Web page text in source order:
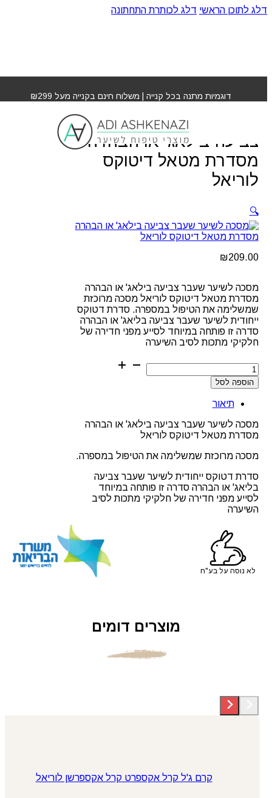
דלג לתוכן הראשי דלג לכותרת התחתונה
דוגמיות מתנה בכל קנייה | משלוח חינם בקנייה מעל ₪299
הבהרה מסדרת מטאל דיטוקס לוריאל
מסכה לשיער שעבר
צביעה בילאג' או הבהרה
מסדרת מטאל דיטוקס
לוריאל
🔍
₪209.00
מסכה לשיער שעבר צביעה בילאג' או הבהרה
מסדרת מטאל דיטוקס לוריאל מסכה מרוכזת
שמשלימה את הטיפול במספרה. סדרת דטוקס
ייחודית לשיער שעבר צביעה בליאג' או הבהרה
סדרה זו פותחה במיוחד לסייע מפני חדירה של
חלקיקי מתכות לסיב השיערה
כמות
של
מסכה
שעבר
בילאג'
או
מסדרת
מטאל
דיטוקס
לוריאל
הוספה לסל
תיאור
מסכה לשיער שעבר צביעה בילאג' או הבהרה
מסדרת מטאל דיטוקס לוריאל
מסכה מרוכזת שמשלימה את הטיפול במספרה.
סדרת דטוקס ייחודית לשיער שעבר צביעה
בליאג' או הבהרה סדרה זו פותחה במיוחד
לסייע מפני חדירה של חלקיקי מתכות לסיב
השיערה
לא נוסה על בע"ח
מוצרים דומים
קרם ג'ל קרל אקספרט קרל אקספרשן לוריאל